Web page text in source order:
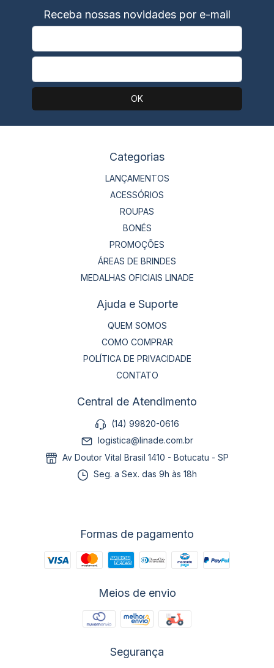
Receba nossas novidades por e-mail
Categorias
LANÇAMENTOS
ACESSÓRIOS
ROUPAS
BONÉS
PROMOÇÕES
ÁREAS DE BRINDES
MEDALHAS OFICIAIS LINADE
Ajuda e Suporte
QUEM SOMOS
COMO COMPRAR
POLÍTICA DE PRIVACIDADE
CONTATO
Central de Atendimento
(14) 99820-0616
logistica@linade.com.br
Av Doutor Vital Brasil 1410 - Botucatu - SP
Seg. a Sex. das 9h às 18h
Formas de pagamento
Meios de envio
Segurança